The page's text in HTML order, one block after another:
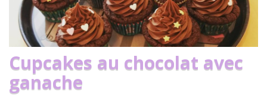
Cupcakes au chocolat avec
ganache